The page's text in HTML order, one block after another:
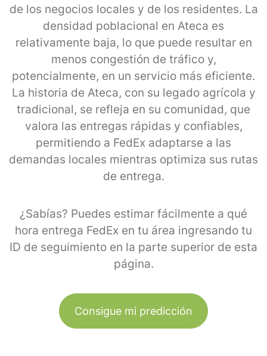
de los negocios locales y de los residentes. La
densidad poblacional en Ateca es
relativamente baja, lo que puede resultar en
menos congestión de tráfico y,
potencialmente, en un servicio más eficiente.
La historia de Ateca, con su legado agrícola y
tradicional, se refleja en su comunidad, que
valora las entregas rápidas y confiables,
permitiendo a FedEx adaptarse a las
demandas locales mientras optimiza sus rutas
de entrega.
¿Sabías? Puedes estimar fácilmente a qué
hora entrega FedEx en tu área ingresando tu
ID de seguimiento en la parte superior de esta
página.
Consigue mi predicción